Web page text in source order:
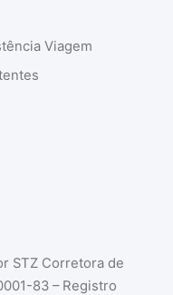
Viagem
STZ Corretora de
83 – Registro